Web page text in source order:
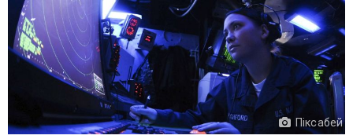
Піксабей